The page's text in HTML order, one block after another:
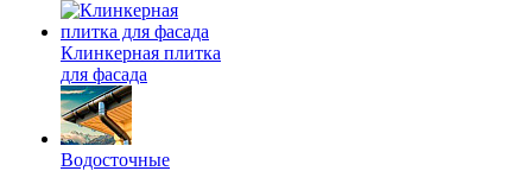
Клинкерная плитка
для фасада
Водосточные